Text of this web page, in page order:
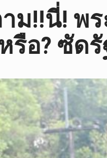
ม!!นี่! พ
รือ? ซั